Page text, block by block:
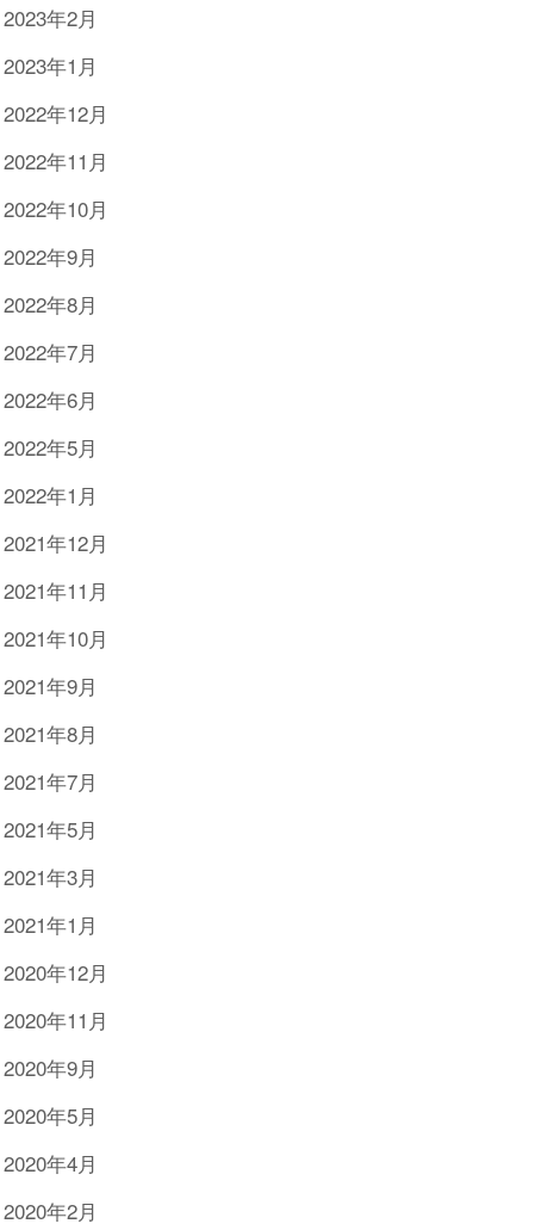
2023年2月
2023年1月
2022年12月
2022年11月
2022年10月
2022年9月
2022年8月
2022年7月
2022年6月
2022年5月
2022年1月
2021年12月
2021年11月
2021年10月
2021年9月
2021年8月
2021年7月
2021年5月
2021年3月
2021年1月
2020年12月
2020年11月
2020年9月
2020年5月
2020年4月
2020年2月